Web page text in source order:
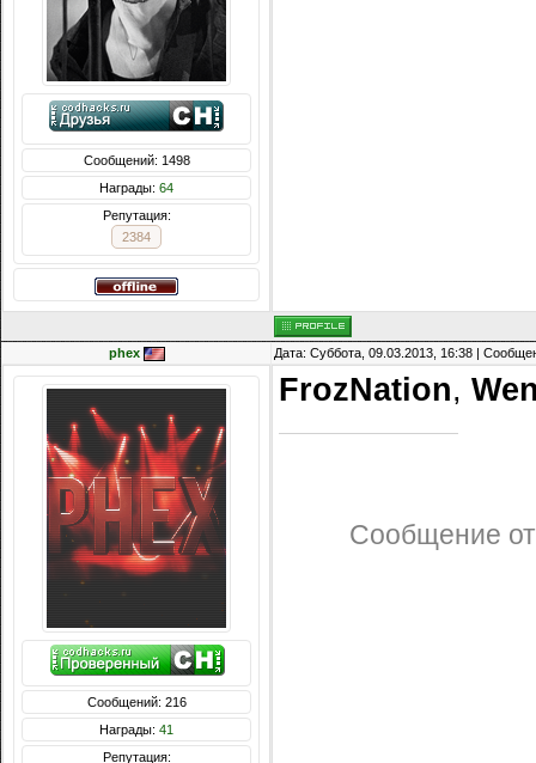
Сообщений: 1498
Награды: 64
Репутация:
2384
phex Дата: Суббота, 09.03.2013, 16:38 |
Сообщений: 216
Награды: 41
Репутация:
FrozNation,
Сообщение